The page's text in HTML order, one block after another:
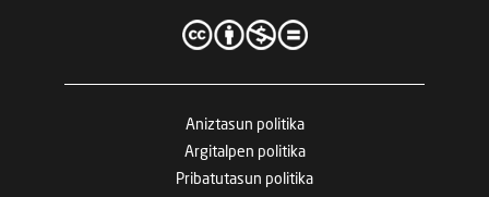
Aniztasun politika
Argitalpen politika
Pribatutasun politika